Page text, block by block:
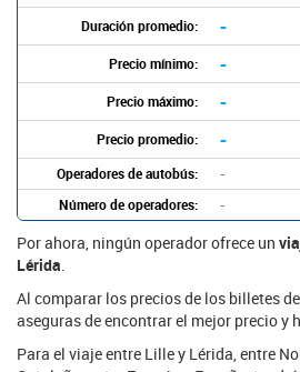
Duración promedio: -
Precio mínimo: -
Precio máximo: -
Precio promedio: -
Operadores de autobús:
-
Número de operadores:
-
Por ahora, ningún operador ofrece un
Lérida
Al comparar los precios de los billetes
aseguras de encontrar el mejor precio y
Para el viaje entre Lille y Lérida, entre